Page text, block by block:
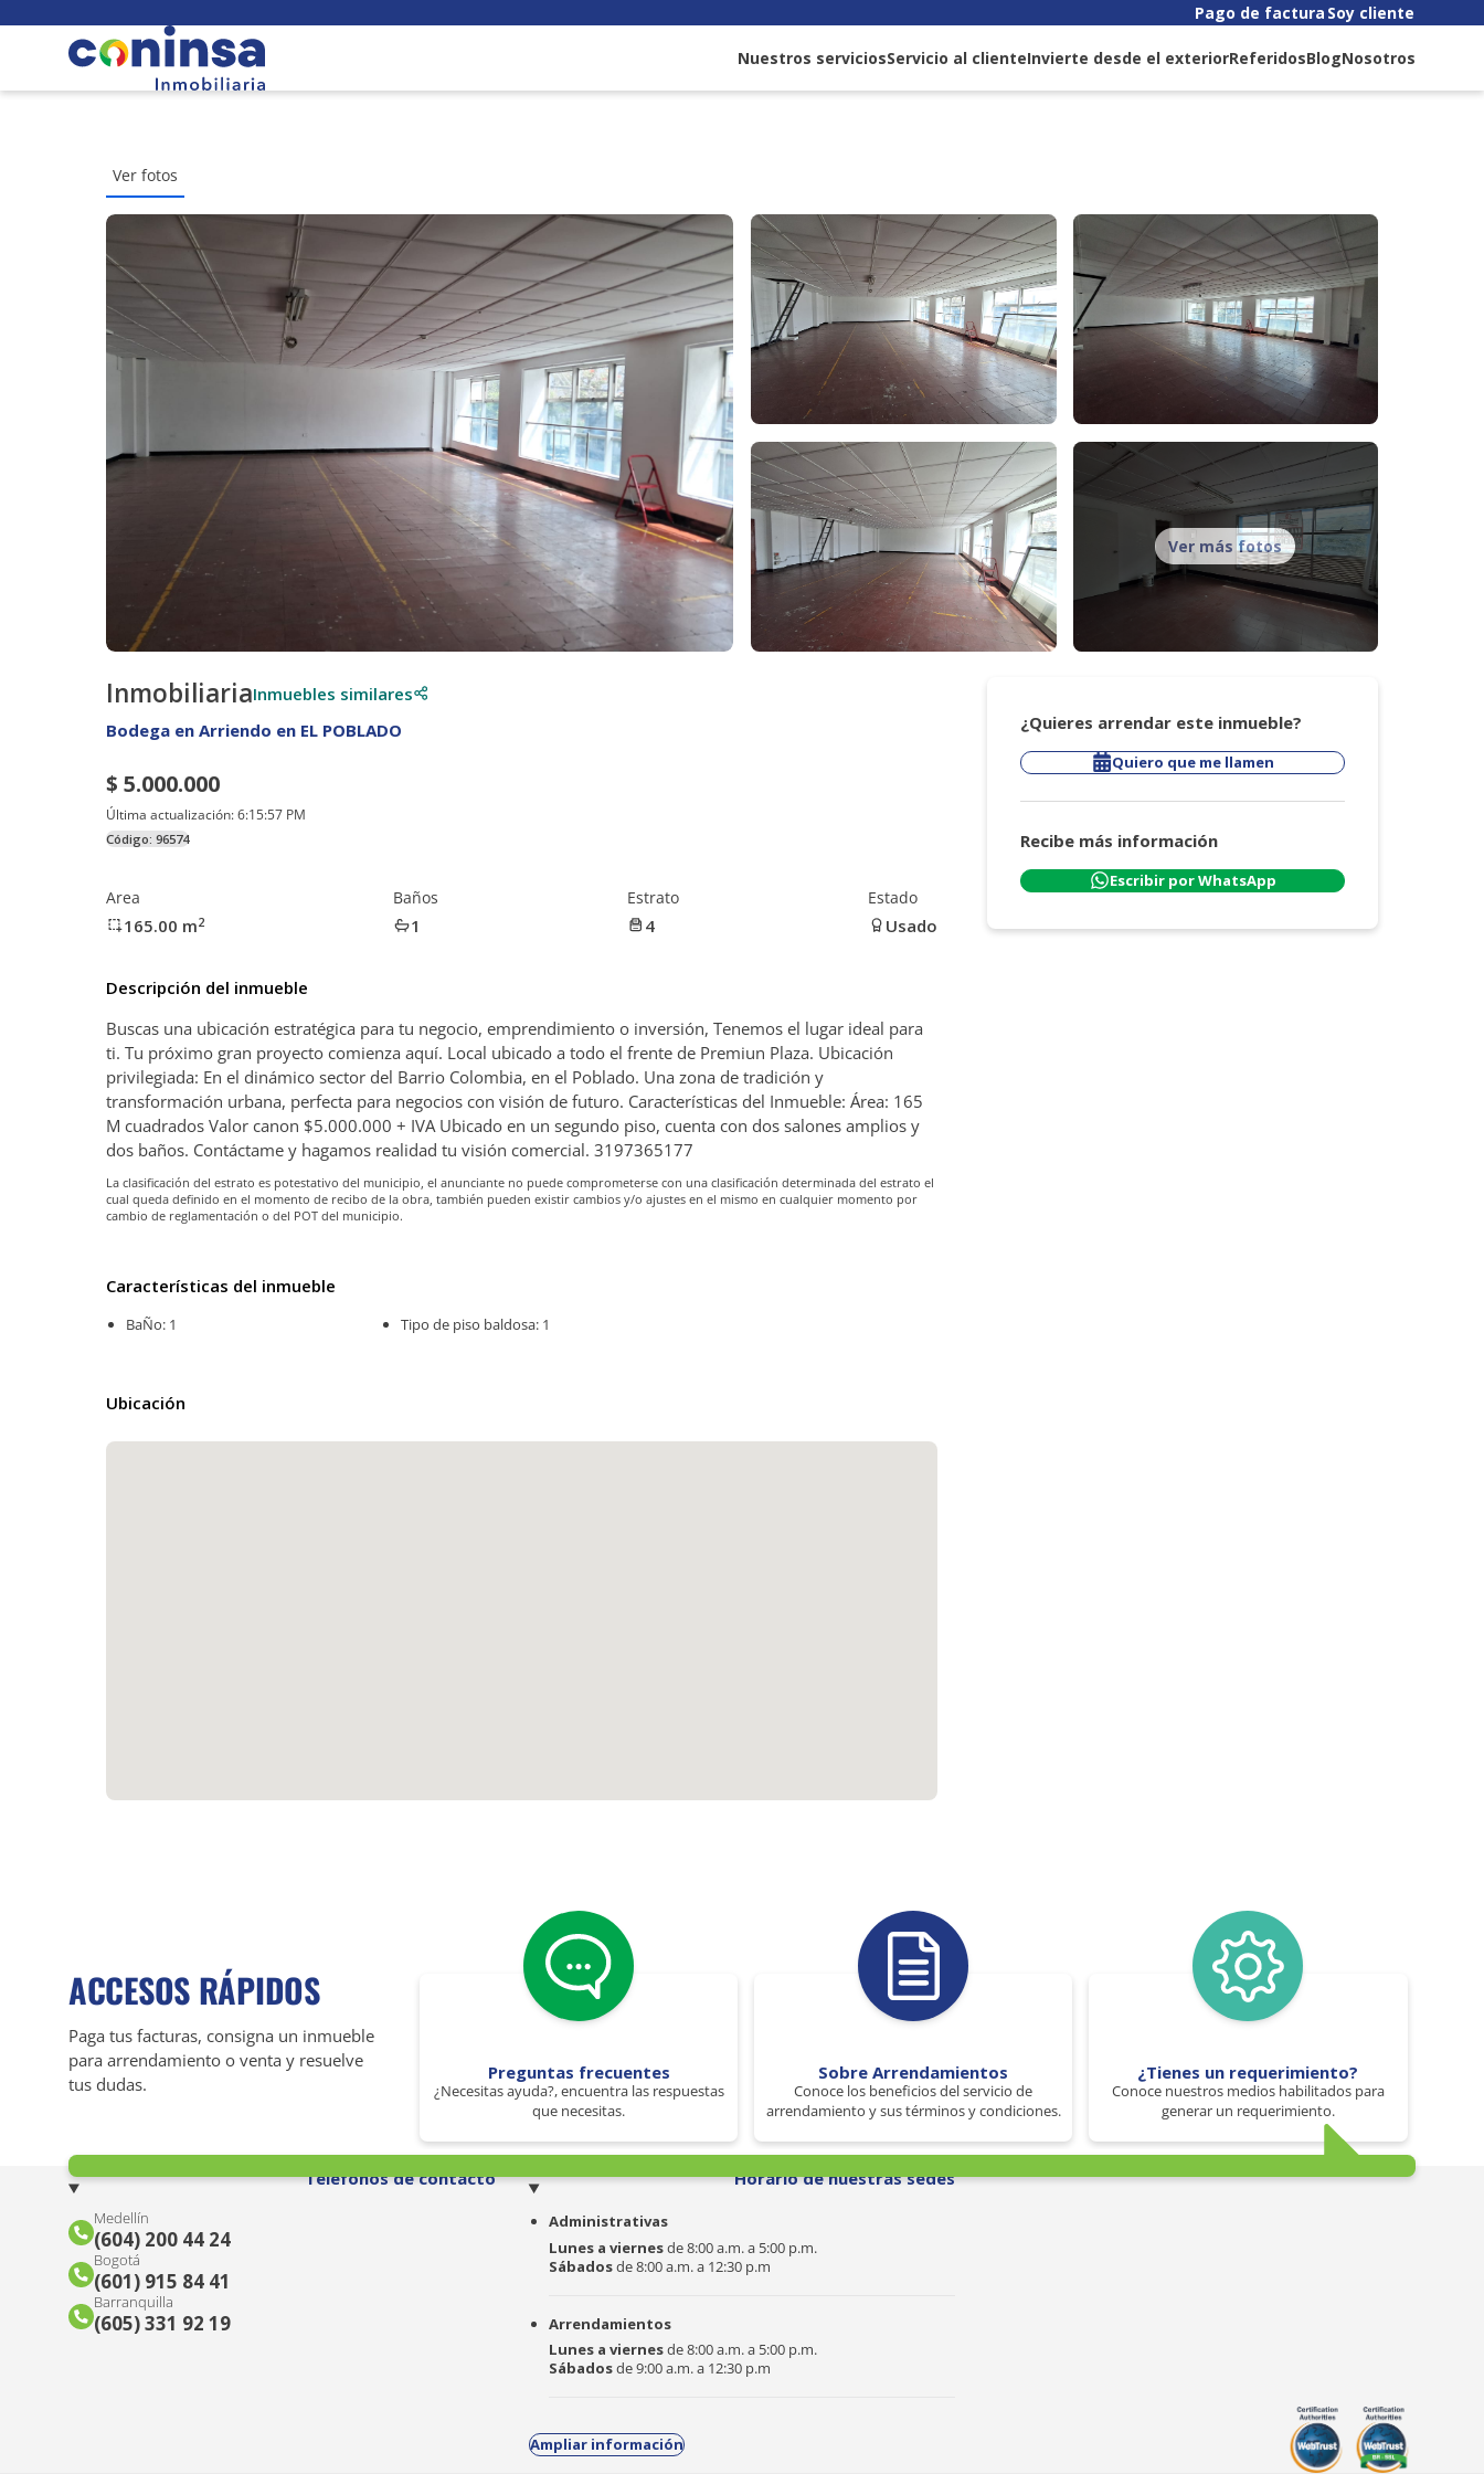
Pago de factura Soy cliente
Nuestros serviciosServicio al clienteInvierte desde el exteriorReferidosBlogNosotros
Ver fotos
Ver más fotos
InmobiliariaInmuebles similares
Bodega en Arriendo en EL POBLADO
$ 5.000.000
Última actualización:6:15:57 PM
Código: 96574
Area
165.00 m2
Baños
1
Estrato
4
Estado
Usado
Descripción del inmueble
Buscas una ubicación estratégica para tu negocio, emprendimiento o inversión, Tenemos el lugar ideal para
ti. Tu próximo gran proyecto comienza aquí. Local ubicado a todo el frente de Premiun Plaza. Ubicación
privilegiada: En el dinámico sector del Barrio Colombia, en el Poblado. Una zona de tradición y
transformación urbana, perfecta para negocios con visión de futuro. Características del Inmueble: Área: 165
M cuadrados Valor canon $5.000.000 + IVA Ubicado en un segundo piso, cuenta con dos salones amplios y
dos baños. Contáctame y hagamos realidad tu visión comercial. 3197365177
La clasificación del estrato es potestativo del municipio, el anunciante no puede comprometerse con una clasificación determinada del estrato el
cual queda definido en el momento de recibo de la obra, también pueden existir cambios y/o ajustes en el mismo en cualquier momento por
cambio de reglamentación o del POT del municipio.
Características del inmueble
BaÑo: 1 Tipo de piso baldosa: 1
Ubicación
¿Quieres arrendar este inmueble?
Quiero que me llamen
Recibe más información
Escribir por WhatsApp
ACCESOS RÁPIDOS
Paga tus facturas, consigna un inmueble
para arrendamiento o venta y resuelve
tus dudas.
Preguntas frecuentes
¿Necesitas ayuda?, encuentra las respuestas
que necesitas.
Sobre Arrendamientos
Conoce los beneficios del servicio de
arrendamiento y sus términos y condiciones.
¿Tienes un requerimiento?
Conoce nuestros medios habilitados para
generar un requerimiento.
Teléfonos de contacto
Medellín
(604) 200 44 24
Bogotá
(601) 915 84 41
Barranquilla
(605) 331 92 19
Horario de nuestras sedes
Administrativas
Lunes a viernesde 8:00 a.m. a 5:00 p.m.
Sábadosde 8:00 a.m. a 12:30 p.m
Arrendamientos
Lunes a viernesde 8:00 a.m. a 5:00 p.m.
Sábadosde 9:00 a.m. a 12:30 p.m
Ampliar información